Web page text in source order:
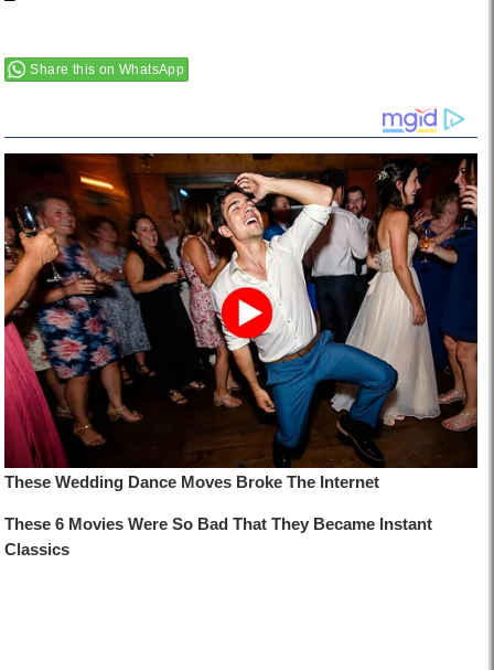
Share this on WhatsApp